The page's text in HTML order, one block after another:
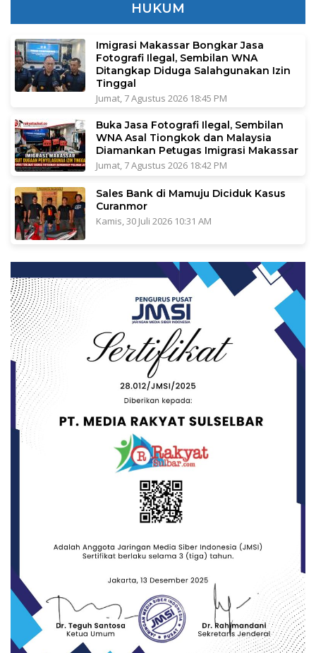
HUKUM
Imigrasi Makassar Bongkar Jasa
Fotografi Ilegal, Sembilan WNA
Ditangkap Diduga Salahgunakan Izin
Tinggal
Jumat, 7 Agustus 2026 18:45 PM
Buka Jasa Fotografi Ilegal, Sembilan
WNA Asal Tiongkok dan Malaysia
Diamankan Petugas Imigrasi Makassar
Jumat, 7 Agustus 2026 18:42 PM
Sales Bank di Mamuju Diciduk Kasus
Curanmor
Kamis, 30 Juli 2026 10:31 AM